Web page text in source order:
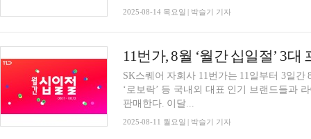
2025-08-14 목요일 | 박슬기 기자
11번가, 8월 ‘월간 십일절’ 3
SK스퀘어 자회사 11번가는 11일부터 3일간
‘로보락’ 등 국내외 대표 인기 브랜드들과
판매한다. 이달...
2025-08-11 월요일 | 박슬기 기자